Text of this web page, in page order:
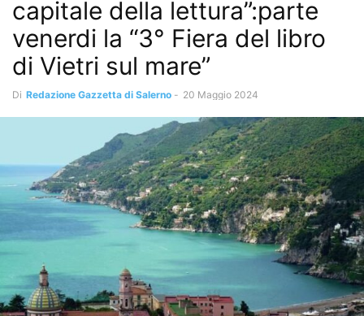
capitale della lettura”:parte
venerdi la “3° Fiera del libro
di Vietri sul mare”
Di Redazione Gazzetta di Salerno - 20 Maggio 2024